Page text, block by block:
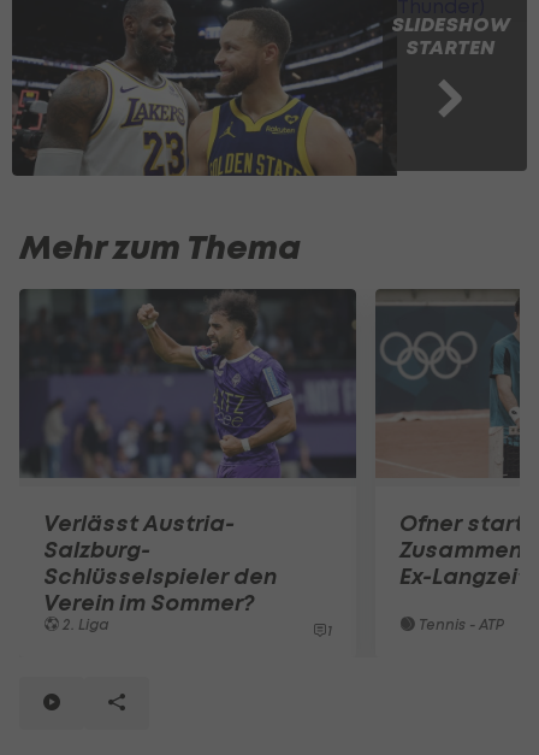
SLIDESHOW
STARTEN
Mehr zum Thema
Verlässt Austria-
Salzburg-
Schlüsselspieler den
Verein im Sommer?
2. Liga 1
Ofner
Ex-
Tennis - ATP